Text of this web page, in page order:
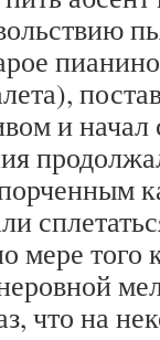
и начал
мере того
что на